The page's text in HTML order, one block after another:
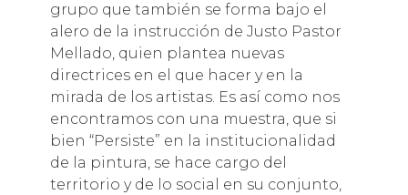
grupo que también se forma bajo el
alero de la instrucción de Justo Pastor
Mellado, quien plantea nuevas
directrices en el que hacer y en la
mirada de los artistas. Es así como nos
encontramos con una muestra, que si
bien “Persiste” en la institucionalidad
de la pintura, se hace cargo del
territorio y de lo social en su conjunto,